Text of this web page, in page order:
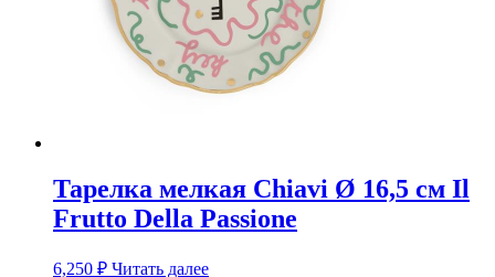
Тарелка мелкая Chiavi Ø 16,5 см Il
Frutto Della Passione
6,250 ₽ Читать далее